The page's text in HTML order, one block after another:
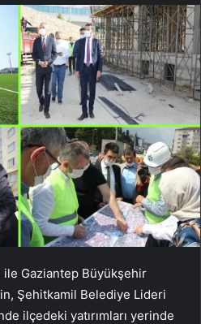
ile Gaziantep Büyükşehir
Şehitkamil Belediye Lideri
ilçedeki yatırımları yerinde